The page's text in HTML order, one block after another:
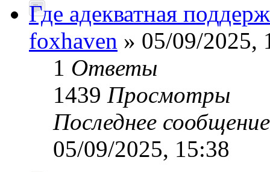
Где адекватная
foxhaven » 05/09/2025,
1 Ответы
1439 Просмотры
Последнее
05/09/2025, 15:38